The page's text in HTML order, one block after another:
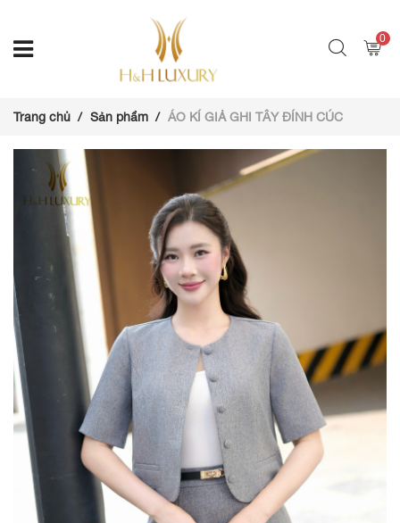
0
Trang chủ Sản phẩm ÁO KÍ GIẢ GHI TÂY ĐÍNH CÚC